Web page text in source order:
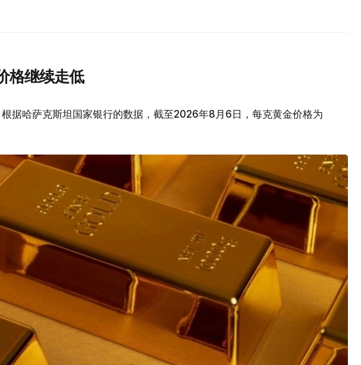
格继续走低
根据哈萨克斯坦国家银行的数据，截至2026年8月6日，每克黄金价格为